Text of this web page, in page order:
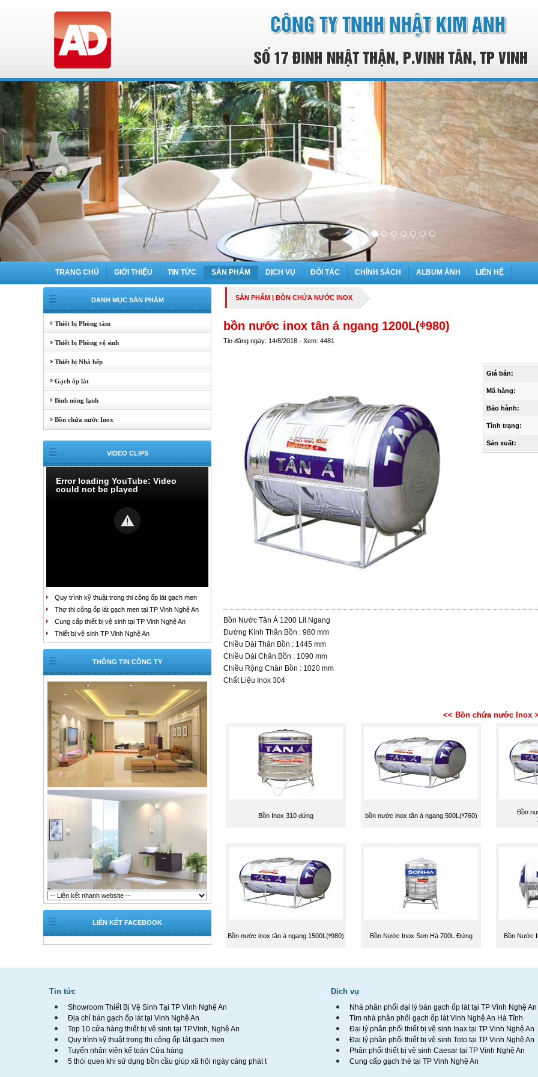
TRANG CHỦ GIỚI THIỆU TIN TỨC SẢN PHẨM DỊCH VỤ ĐỐI TÁC CHÍNH SÁCH ALBUM ẢNH LIÊN HỆ
DANH MỤC SẢN PHẨM
Thiết bị Phòng tắm
Thiết bị Phòng vệ sinh
Thiết bị Nhà bếp
Gạch ốp lát
Bình nóng lạnh
Bồn chứa nước Inox
VIDEO CLIPS
Error loading YouTube: Video
could not be played
Quy trình kỹ thuật trong thi công ốp lát gạch men
Thợ thi công ốp lát gạch men tại TP Vinh Nghệ An
Cung cấp thiết bị vệ sinh tại TP Vinh Nghệ An
Thiết bị vệ sinh TP Vinh Nghệ An
THÔNG TIN CÔNG TY
LIÊN KẾT FACEBOOK
SẢN PHẨM | BỒN CHỨA NƯỚC INOX
bồn nước inox tân á ngang 1200L(ᶲ980)
Tin đăng ngày: 14/8/2018 - Xem: 4481
Giá bán:
Mã hàng:
Bảo hành:
Tình trạng:
Sản xuất:
Bồn Nước Tân Á 1200 Lít Ngang
Đường Kính Thân Bồn : 980 mm
Chiều Dài Thân Bồn : 1445 mm
Chiều Dài Chân Bồn : 1090 mm
Chiều Rộng Chân Bồn : 1020 mm
Chất Liệu Inox 304
<< Bồn chứa nước Inox
Bồn Inox 310 đứng bồn nước inox tân á ngang 500L(ᶲ760)
Bồn
Bồn nước inox tân á ngang 1500L(ᶲ980) Bồn Nước Inox Sơn Hà 700L Đứng Bồn Nước
Tin tức
Showroom Thiết Bị Vệ Sinh Tại TP Vinh Nghệ An
Địa chỉ bán gạch ốp lát tại Vinh Nghệ An
Top 10 cửa hàng thiết bị vệ sinh tại TP.Vinh, Nghệ An
Quy trình kỹ thuật trong thi công ốp lát gạch men
Tuyển nhân viên kế toán Cửa hàng
5 thói quen khi sử dụng bồn cầu giúp xã hội ngày càng phát t
Dịch vụ
Nhà phân phối đại lý bán gạch ốp lát tại TP Vinh Nghệ An
Tìm nhà phân phối gạch ốp lát Vinh Nghệ An Hà Tĩnh
Đại lý phân phối thiết bị vệ sinh Inax tại TP Vinh Nghệ An
Đại lý phân phối thiết bị vệ sinh Toto tại TP Vinh Nghệ An
Phân phối thiết bị vệ sinh Caesar tại TP Vinh Nghệ An
Cung cấp gạch thẻ tại TP Vinh Nghệ An